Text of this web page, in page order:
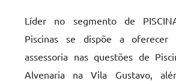
Líder no segmento de
Piscinas se dispõe a oferecer
assessoria nas questões de
Alvenaria na Vila Gustavo,